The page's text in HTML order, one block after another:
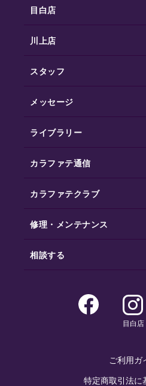
目白店
川上店
スタッフ
メッセージ
ライブラリー
カラファテ通信
カラファテクラブ
修理・メンテナンス
相談する
目白店
ご利用ガ
特定商取引法に